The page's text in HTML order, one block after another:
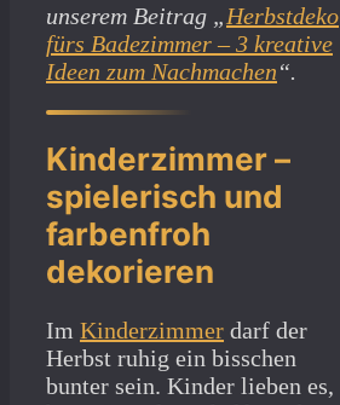
unserem Beitrag „Herbstdeko
fürs Badezimmer – 3 kreative
Ideen zum Nachmachen“.
Kinderzimmer –
spielerisch und
farbenfroh
dekorieren
Im Kinderzimmer darf der
Herbst ruhig ein bisschen
bunter sein. Kinder lieben es,